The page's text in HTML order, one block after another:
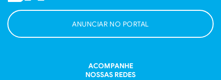
ANUNCIAR NO PORTAL
ACOMPANHE
NOSSAS REDES